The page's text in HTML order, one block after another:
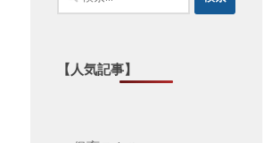
索:
【人気記事】